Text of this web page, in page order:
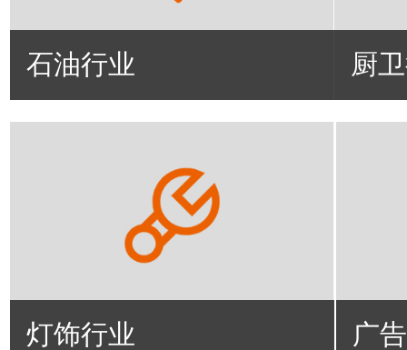
石油行业 厨
灯饰行业 广